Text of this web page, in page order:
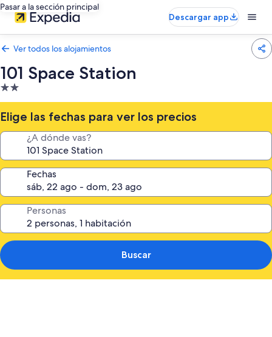
Pasar a la sección principal
Descargar app
Ver todos los alojamientos
101 Space Station
Alojamiento
de
2.0 estrellas
Elige las fechas para ver los precios
¿A dónde vas?
Fechas
Personas
Buscar